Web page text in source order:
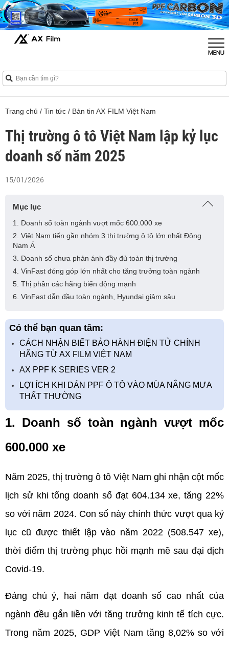
Trang chủ / Tin tức / Bản tin AX FILM Việt Nam
Thị trường ô tô Việt Nam lập kỷ lục
doanh số năm 2025
15/01/2026
Mục lục
1. Doanh số toàn ngành vượt mốc 600.000 xe
2. Việt Nam tiến gần nhóm 3 thị trường ô tô lớn nhất Đông
Nam Á
3. Doanh số chưa phản ánh đầy đủ toàn thị trường
4. VinFast đóng góp lớn nhất cho tăng trưởng toàn ngành
5. Thị phần các hãng biến động mạnh
6. VinFast dẫn đầu toàn ngành, Hyundai giảm sâu
Có thể bạn quan tâm:
CÁCH NHẬN BIẾT BẢO HÀNH ĐIỆN TỬ CHÍNH
HÃNG TỪ AX FILM VIỆT NAM
AX PPF K SERIES VER 2
LỢI ÍCH KHI DÁN PPF Ô TÔ VÀO MÙA NẮNG MƯA
THẤT THƯỜNG
1. Doanh số toàn ngành vượt mốc
600.000 xe
Năm 2025, thị trường ô tô Việt Nam ghi nhận cột mốc
lịch sử khi tổng doanh số đạt 604.134 xe, tăng 22%
so với năm 2024. Con số này chính thức vượt qua kỷ
lục cũ được thiết lập vào năm 2022 (508.547 xe),
thời điểm thị trường phục hồi mạnh mẽ sau đại dịch
Covid-19.
Đáng chú ý, hai năm đạt doanh số cao nhất của
ngành đều gắn liền với tăng trưởng kinh tế tích cực.
Trong năm 2025, GDP Việt Nam tăng 8,02% so với